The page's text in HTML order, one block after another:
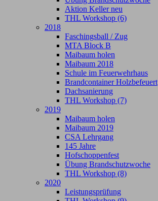
Aktion Keller neu
THL Workshop (6)
2018
Faschingsball / Zug
MTA Block B
Maibaum holen
Maibaum 2018
Schule im Feuerwehrhaus
Brandcontainer Holzbefeuert
Dachsanierung
THL Workshop (7)
2019
Maibaum holen
Maibaum 2019
CSA Lehrgang
145 Jahre
Hofschoppenfest
Übung Brandschutzwoche
THL Workshop (8)
2020
Leistungsprüfung